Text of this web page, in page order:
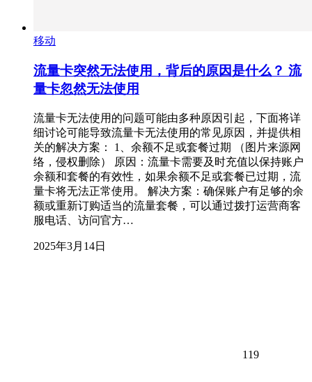
移动
流量卡突然无法使用，背后的原因是什么？ 流
量卡忽然无法使用
流量卡无法使用的问题可能由多种原因引起，下面将详
细讨论可能导致流量卡无法使用的常见原因，并提供相
关的解决方案： 1、余额不足或套餐过期 （图片来源网
络，侵权删除） 原因：流量卡需要及时充值以保持账户
余额和套餐的有效性，如果余额不足或套餐已过期，流
量卡将无法正常使用。 解决方案：确保账户有足够的余
额或重新订购适当的流量套餐，可以通过拨打运营商客
服电话、访问官方…
2025年3月14日
119